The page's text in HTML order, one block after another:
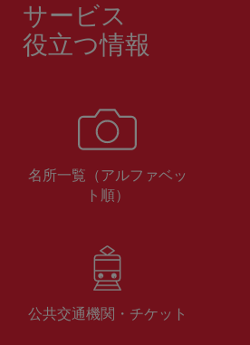
サービス
役立つ情報
名所一覧（アルファベッ
ト順）
公共交通機関・チケット